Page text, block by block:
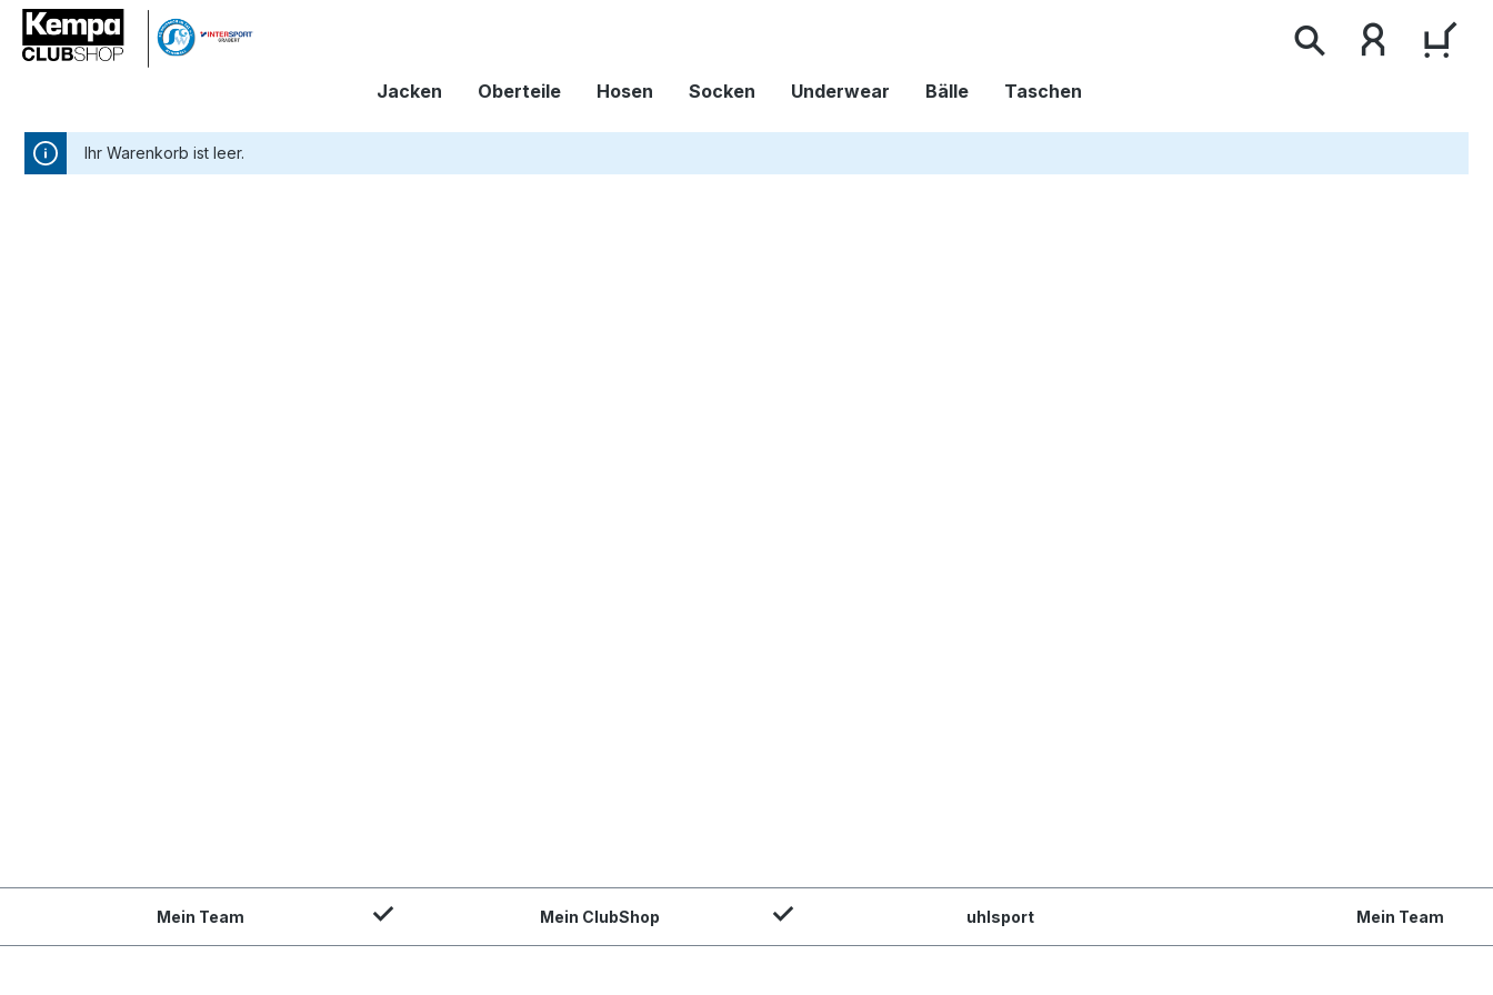
springen
Jacken Oberteile Hosen Socken Underwear Bälle Taschen
Ihr Warenkorb ist leer.
Mein Team Mein ClubShop uhlsport Mein Team